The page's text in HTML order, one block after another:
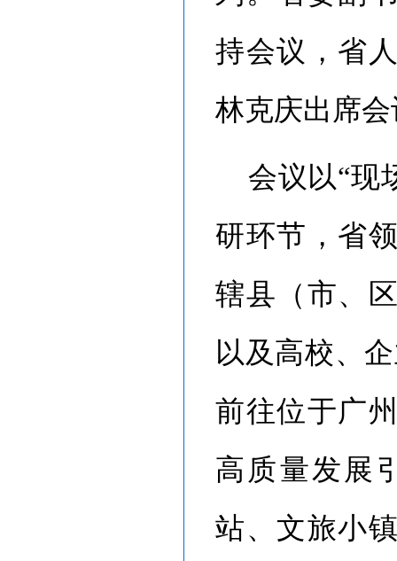
持会议，省
林克庆出席
会议以“现
研环节，省
辖县（市、
以及高校、
前往位于广
高质量发展
站、文旅小